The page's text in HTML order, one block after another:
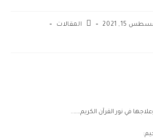
15, 2021
المقالات
في نور القرآن الكريم……..